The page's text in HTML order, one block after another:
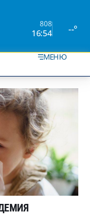
808
16:54 --°
МЕНЮ